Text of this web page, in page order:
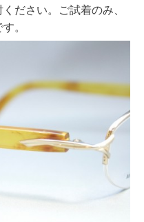
ださい。ご試着のみ、
。